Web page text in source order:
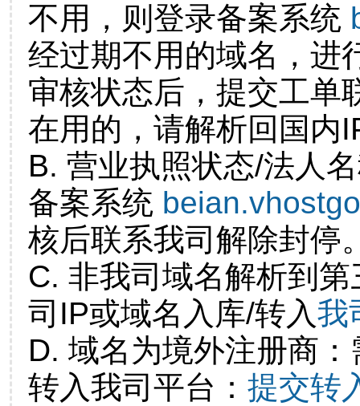
不用，则登录备案系统
经过期不用的域名，进
审核状态后，提交工单
在用的，请解析回国内
B. 营业执照状态/法人
备案系统
核后联系我司解除封停
C. 非我司域名解析到
司IP或域名入库/转入我
D. 域名为境外注册商
转入我司平台： 提交转